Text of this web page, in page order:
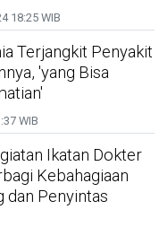
18:25 WIB
Terjangkit Penyakit
'yang Bisa
WIB
Ikatan Dokter
Kebahagiaan
dan Penyintas